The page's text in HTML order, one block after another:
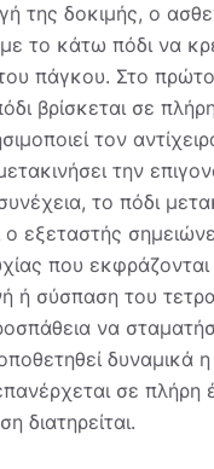
της δοκιμής, ο
το κάτω πόδι να
πάγκου. Στο
βρίσκεται σε
τον
την
το πόδι
εξεταστής
που
ή σύσπαση του
να
δυναμικά η
σε πλήρη
διατηρείται.